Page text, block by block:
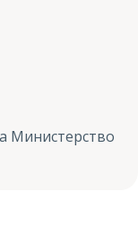
Министерство